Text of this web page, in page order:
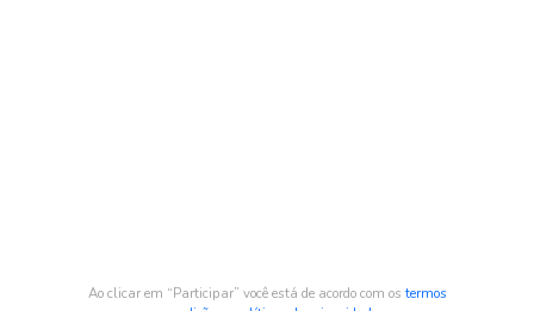
Ao clicar em “Participar” você está de acordo com os termos